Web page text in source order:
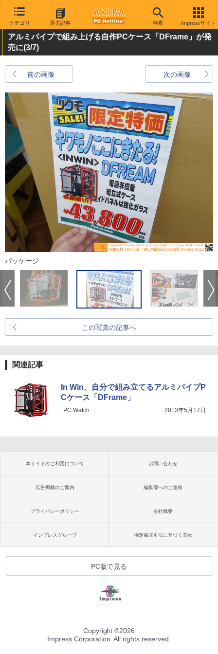
カテゴリ 過去記事 検索 Impressサイト
アルミパイプで組み上げる自作PCケース「DFrame」が発
売に(3/7)
前の画像 次の画像
パッケージ
この写真の記事へ
関連記事
In Win、自分で組み立てるアルミパイプP
Cケース「DFrame」
PC Watch 2013年5月17日
本サイトのご利用について お問い合わせ
広告掲載のご案内 編集部へのご連絡
プライバシーポリシー 会社概要
インプレスグループ 特定商取引法に基づく表示
PC版で見る
Copyright ©2026
Impress Corporation. All rights reserved.